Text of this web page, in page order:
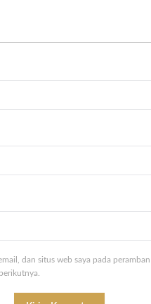
dan situs web saya pada